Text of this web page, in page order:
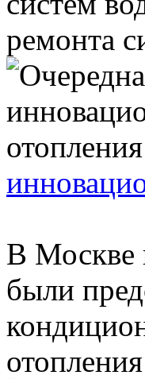
ремонта
В Москве
были